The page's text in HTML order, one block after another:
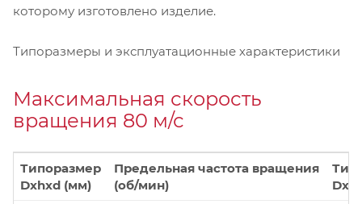
которому изготовлено изделие.
Типоразмеры и эксплуатационные характеристики
Максимальная скорость
вращения 80 м/с
Типоразмер
Dxhxd (мм)
Предельная частота вращения
(об/мин)